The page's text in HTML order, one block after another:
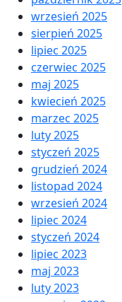
wrzesień 2025
sierpień 2025
lipiec 2025
czerwiec 2025
maj 2025
kwiecień 2025
marzec 2025
luty 2025
styczeń 2025
grudzień 2024
listopad 2024
wrzesień 2024
lipiec 2024
styczeń 2024
lipiec 2023
maj 2023
luty 2023